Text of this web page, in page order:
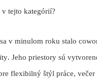
tejto kategórií?
v minulom roku stalo
. Jeho priestory sú
flexibilný štýl práce, večer